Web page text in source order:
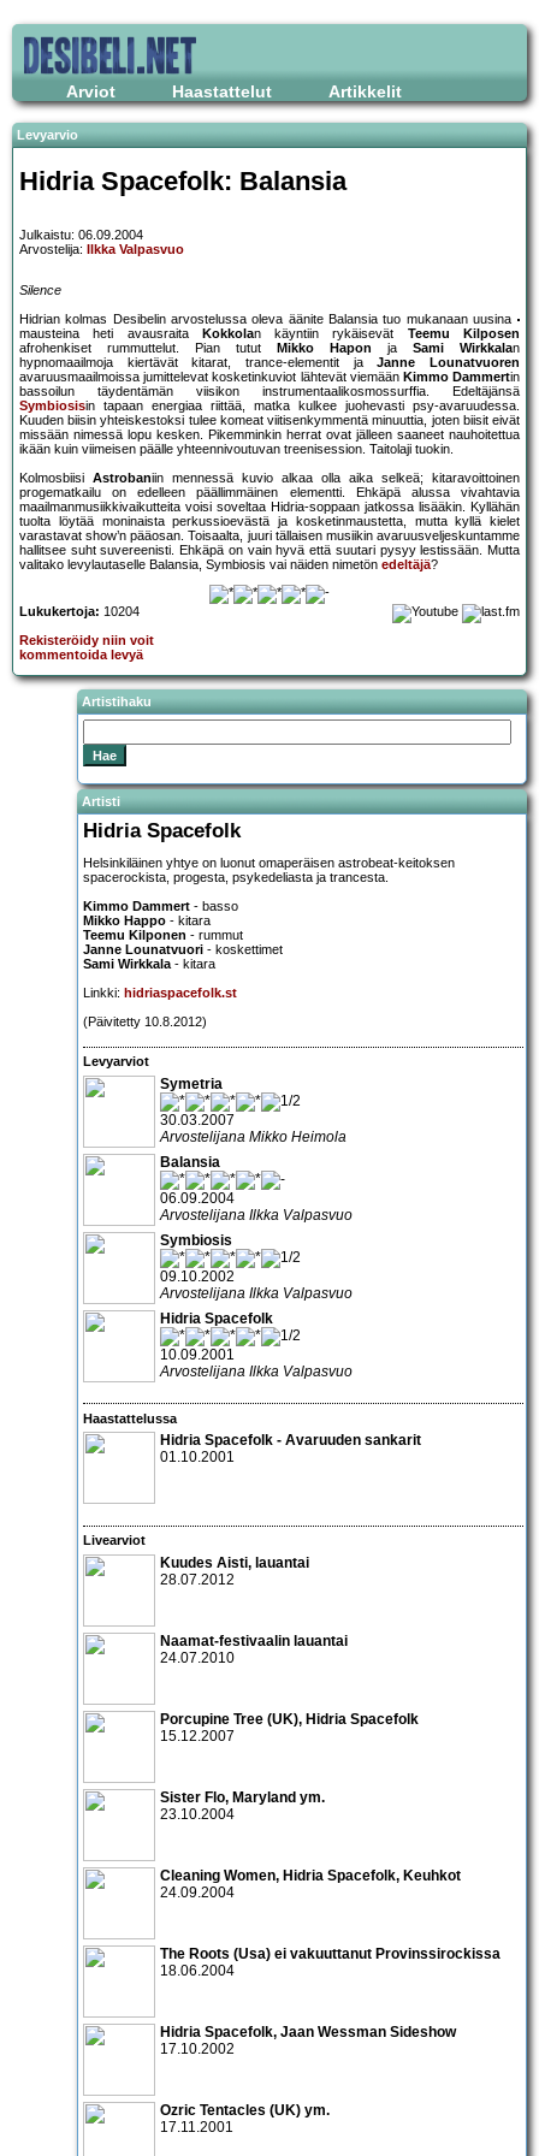
Arviot Haastattelut Artikkelit
Levyarvio
Hidria Spacefolk: Balansia
Julkaistu: 06.09.2004
Arvostelija:
Ilkka Valpasvuo
Silence
Hidrian kolmas Desibelin arvostelussa oleva äänite Balansia tuo mukanaan uusina
mausteina heti avausraita
Kokkolan käyntiin rykäisevät Teemu Kilposen
afrohenkiset rummuttelut. Pian tutut
Mikko Hapon ja Sami Wirkkalan
hypnomaailmoja kiertävät kitarat, trance-elementit jaJanne Lounatvuoren
avaruusmaailmoissa jumittelevat kosketinkuviot lähtevät viemään Kimmo Dammertin
bassoilun täydentämän viisikon instrumentaalikosmossurffia. Edeltäjänsä
Symbiosisin tapaan energiaa riittää, matka kulkee juohevasti psy-avaruudessa.
Kuuden biisin yhteiskestoksi tulee komeat viitisenkymmentä minuuttia, joten biisit eivät
missään nimessä lopu kesken. Pikemminkin herrat ovat jälleen saaneet nauhoitettua
ikään kuin viimeisen päälle yhteennivoutuvan treenisession. Taitolaji tuokin.
Kolmosbiisi Astrobaniin mennessä kuvio alkaa olla aika selkeä; kitaravoittoinen
progematkailu on edelleen päällimmäinen elementti. Ehkäpä alussa vivahtavia
maailmanmusiikkivaikutteita voisi soveltaa Hidria-soppaan jatkossa lisääkin. Kyllähän
tuolta löytää moninaista perkussioevästä ja kosketinmaustetta, mutta kyllä kielet
varastavat show’n pääosan. Toisaalta, juuri tällaisen musiikin avaruusveljeskuntamme
hallitsee suht suvereenisti. Ehkäpä on vain hyvä että suutari pysyy lestissään. Mutta
valitako levylautaselle Balansia, Symbiosis vai näiden nimetön edeltäjä?
Lukukertoja: 10204
Rekisteröidy niin voit
kommentoida levyä
Artistihaku
Artisti
Hidria Spacefolk
Helsinkiläinen yhtye on luonut omaperäisen astrobeat-keitoksen
spacerockista, progesta, psykedeliasta ja trancesta.
Kimmo Dammert - basso
Mikko Happo - kitara
Teemu Kilponen - rummut
Janne Lounatvuori - koskettimet
Sami Wirkkala - kitara
Linkki: hidriaspacefolk.st
(Päivitetty 10.8.2012)
Levyarviot
Symetria
30.03.2007
Arvostelijana Mikko Heimola
Balansia
06.09.2004
Arvostelijana Ilkka Valpasvuo
Symbiosis
09.10.2002
Arvostelijana Ilkka Valpasvuo
Hidria Spacefolk
10.09.2001
Arvostelijana Ilkka Valpasvuo
Haastattelussa
Hidria Spacefolk - Avaruuden sankarit
01.10.2001
Livearviot
Kuudes Aisti, lauantai
28.07.2012
Naamat-festivaalin lauantai
24.07.2010
Porcupine Tree (UK), Hidria Spacefolk
15.12.2007
Sister Flo, Maryland ym.
23.10.2004
Cleaning Women, Hidria Spacefolk, Keuhkot
24.09.2004
The Roots (Usa) ei vakuuttanut Provinssirockissa
18.06.2004
Hidria Spacefolk, Jaan Wessman Sideshow
17.10.2002
Ozric Tentacles (UK) ym.
17.11.2001